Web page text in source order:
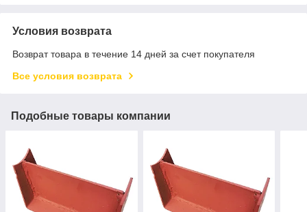
Условия возврата
Возврат товара в течение 14 дней за счет покупателя
Все условия возврата
Подобные товары компании